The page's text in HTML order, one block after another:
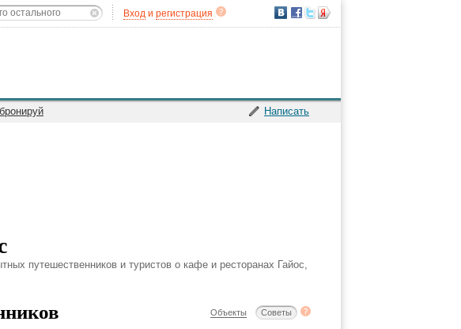
Вход и регистрация
Написать
путешественников и туристов о кафе и ресторанах Гайос,
Объекты Советы